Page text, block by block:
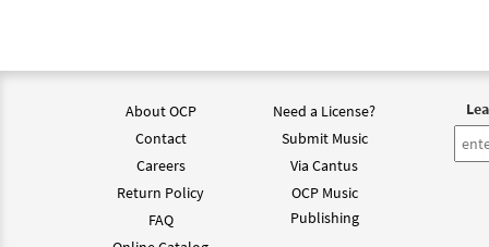
About OCP
Contact
Careers
Return Policy
FAQ
Need a License?
Submit Music
Via Cantus
OCP Music
Publishing